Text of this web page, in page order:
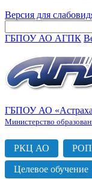
Версия для
ГБПОУ АО АГПК
ГБПОУ АО
Министерство
РКЦ АО РОП
Целевое обучение